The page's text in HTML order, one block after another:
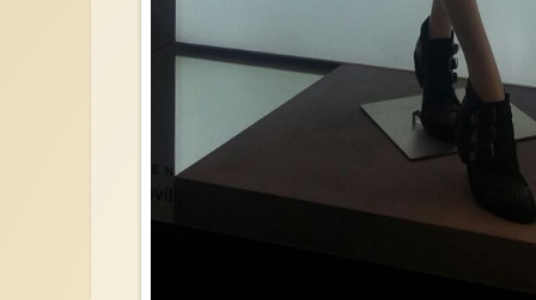
Masculinidad,
consentimiento (3/
construcción del
Después de la
llamada “Ley del Sí
España, este